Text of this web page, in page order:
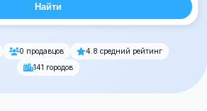
Найти
0 продавцов
4.8 средний рейтинг
141 городов